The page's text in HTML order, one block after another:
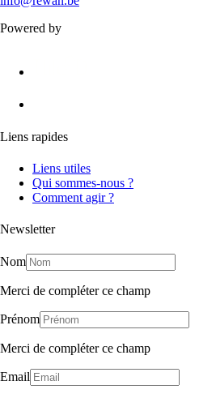
Powered by
Liens rapides
Liens utiles
Qui sommes-nous ?
Comment agir ?
Newsletter
Nom
Merci de compléter ce champ
Prénom
Merci de compléter ce champ
Email